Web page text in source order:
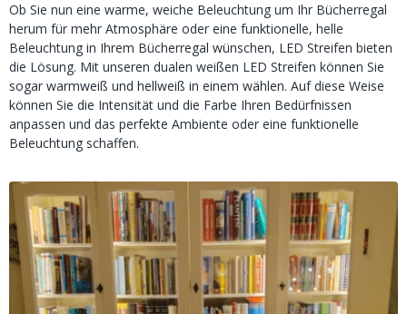
Ob Sie nun eine warme, weiche Beleuchtung um Ihr Bücherregal
herum für mehr Atmosphäre oder eine funktionelle, helle
Beleuchtung in Ihrem Bücherregal wünschen, LED Streifen bieten
die Lösung. Mit unseren dualen weißen LED Streifen können Sie
sogar warmweiß und hellweiß in einem wählen. Auf diese Weise
können Sie die Intensität und die Farbe Ihren Bedürfnissen
anpassen und das perfekte Ambiente oder eine funktionelle
Beleuchtung schaffen.